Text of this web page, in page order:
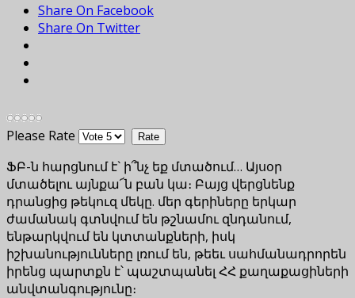
Share On Facebook
Share On Twitter
Please Rate
ՖԲ-ն հարցնում է` ի՞նչ եք մտածում… Այսօր
մտածելու այնքա՜ն բան կա։ Բայց վերցնենք
դրանցից թեկուզ մեկը. մեր գերիները երկար
ժամանակ գտնվում են թշնամու զնդանում,
ենթարկվում են կտտանքների, իսկ
իշխանությունները լռում են, թեեւ սահմանադրորեն
իրենց պարտքն է՝ պաշտպանել ՀՀ քաղաքացիների
անվտանգությունը։